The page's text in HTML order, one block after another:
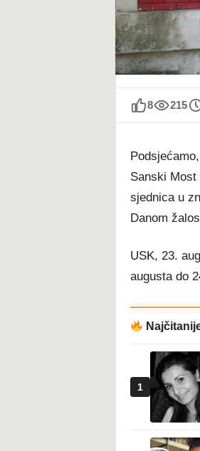
8 215
Sanski Most
sjednica u
Danom
USK, 23.
augusta do
1